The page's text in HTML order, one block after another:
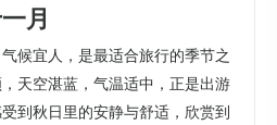
月
候宜人，是最适合旅行的季节之
天空湛蓝，气温适中，正是出游
到秋日里的安静与舒适，欣赏到